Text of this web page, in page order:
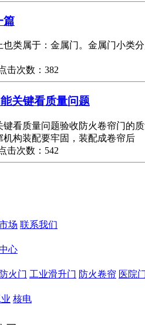
篇
也类属于：金属门。金属门小类
击次数：382
关键看质量问题
键看质量问题验收防火卷帘门的
构装配要牢固，装配成卷帘后
击次数：542
场 联系我们
心
火门 工业滑升门 防火卷帘 医院门
核电